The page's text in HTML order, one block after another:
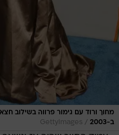
מחוך ורוד עם גימור פרווה בשילוב
ב-2003
/
GettyImages